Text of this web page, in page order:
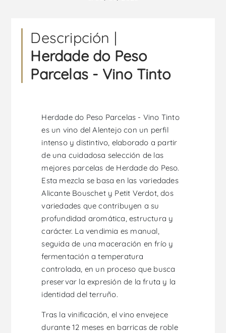
Descripción |
Herdade do Peso
Parcelas - Vino Tinto
Herdade do Peso Parcelas - Vino Tinto
es un vino del Alentejo con un perfil
intenso y distintivo, elaborado a partir
de una cuidadosa selección de las
mejores parcelas de Herdade do Peso.
Esta mezcla se basa en las variedades
Alicante Bouschet y Petit Verdot, dos
variedades que contribuyen a su
profundidad aromática, estructura y
carácter. La vendimia es manual,
seguida de una maceración en frío y
fermentación a temperatura
controlada, en un proceso que busca
preservar la expresión de la fruta y la
identidad del terruño.
Tras la vinificación, el vino envejece
durante 12 meses en barricas de roble